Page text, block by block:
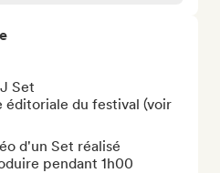
Set
éditoriale du festival (voir
d'un Set réalisé
pendant 1h00